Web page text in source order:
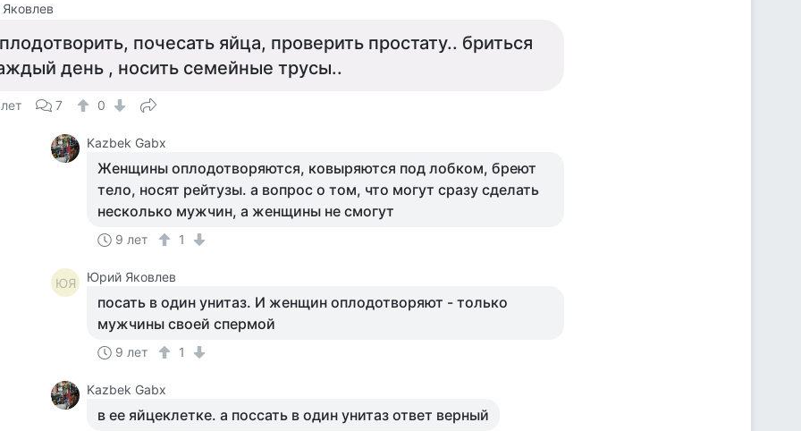
почесать яйца, проверить простату.. бриться
день , носить семейные трусы..
7 0
Kazbek Gabx
Женщины оплодотворяются, ковыряются под лобком, бреют
тело, носят рейтузы. а вопрос о том, что могут сразу сделать
несколько мужчин, а женщины не смогут
9 лет 1
ЮЯ Юрий Яковлев
посать в один унитаз. И женщин оплодотворяют - только
мужчины своей спермой
9 лет 1
Kazbek Gabx
в ее яйцеклетке. а поссать в один унитаз ответ верный